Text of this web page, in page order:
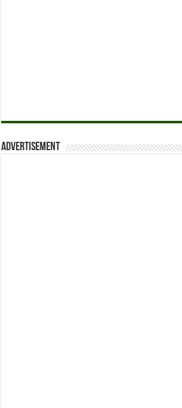
Advertisement